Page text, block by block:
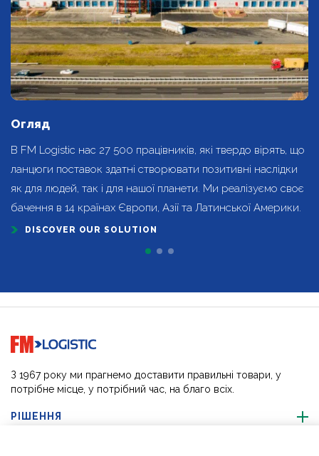
Огляд
В FM Logistic нас 27 500 працівників, які твердо вірять, що
ланцюги поставок здатні створювати позитивні наслідки
як для людей, так і для нашої планети. Ми реалізуємо своє
бачення в 14 країнах Європи, Азії та Латинської Америки.
DISCOVER OUR SOLUTION
Go to home page
З 1967 року ми прагнемо доставити правильні товари, у
потрібне місце, у потрібний час, на благо всіх.
РІШЕННЯ